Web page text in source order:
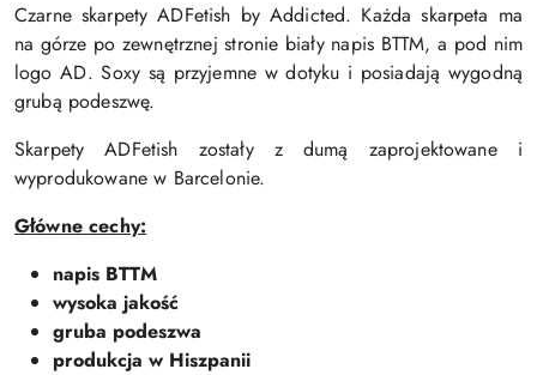
Czarne skarpety ADFetish by Addicted. Każda skarpeta ma
na górze po zewnętrznej stronie biały napis BTTM, a pod nim
logo AD. Soxy są przyjemne w dotyku i posiadają wygodną
grubą podeszwę.
Skarpety ADFetish zostały z dumą zaprojektowane i
wyprodukowane w Barcelonie.
Główne cechy:
napis BTTM
wysoka jakość
gruba podeszwa
produkcja w Hiszpanii